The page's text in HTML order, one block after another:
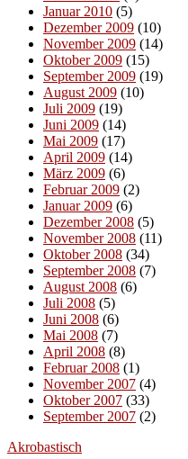
Januar 2010 (5)
Dezember 2009 (10)
November 2009 (14)
Oktober 2009 (15)
September 2009 (19)
August 2009 (10)
Juli 2009 (19)
Juni 2009 (14)
Mai 2009 (17)
April 2009 (14)
März 2009 (6)
Februar 2009 (2)
Januar 2009 (6)
Dezember 2008 (5)
November 2008 (11)
Oktober 2008 (34)
September 2008 (7)
August 2008 (6)
Juli 2008 (5)
Juni 2008 (6)
Mai 2008 (7)
April 2008 (8)
Februar 2008 (1)
November 2007 (4)
Oktober 2007 (33)
September 2007 (2)
Akrobastisch